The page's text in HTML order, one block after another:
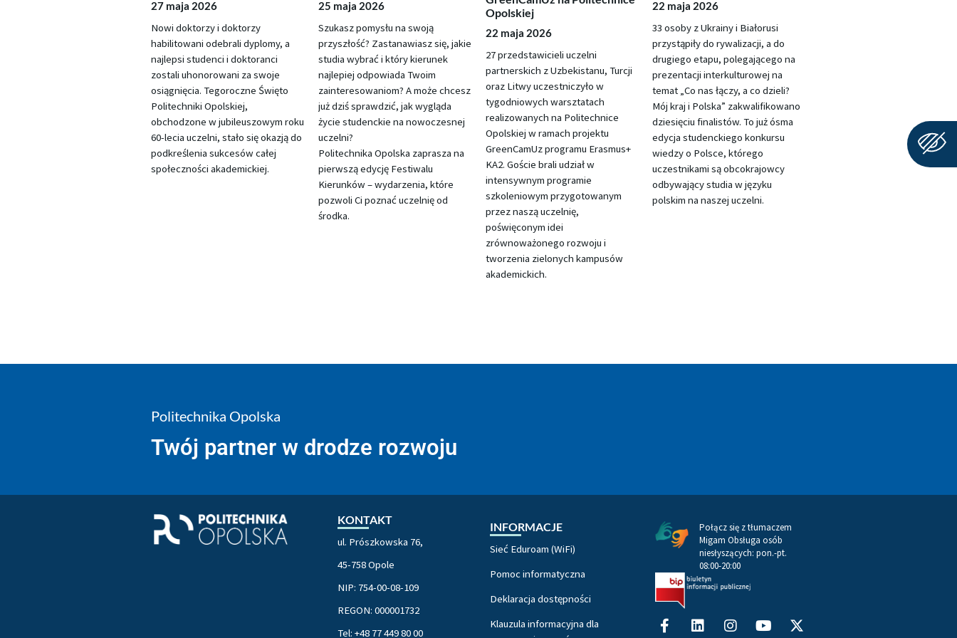
27 maja 2026
Nowi doktorzy i doktorzy
habilitowani odebrali dyplomy, a
najlepsi studenci i doktoranci
zostali uhonorowani za swoje
osiągnięcia. Tegoroczne Święto
Politechniki Opolskiej,
obchodzone w jubileuszowym roku
60-lecia uczelni, stało się okazją do
podkreślenia sukcesów całej
społeczności akademickiej.
25 maja 2026
Szukasz pomysłu na swoją
przyszłość? Zastanawiasz się, jakie
studia wybrać i który kierunek
najlepiej odpowiada Twoim
zainteresowaniom? A może chcesz
już dziś sprawdzić, jak wygląda
życie studenckie na nowoczesnej
uczelni?
Politechnika Opolska zaprasza na
pierwszą edycję Festiwalu
Kierunków – wydarzenia, które
pozwoli Ci poznać uczelnię od
środka.
Opolskiej
22 maja 2026
27 przedstawicieli uczelni
partnerskich z Uzbekistanu, Turcji
oraz Litwy uczestniczyło w
tygodniowych warsztatach
realizowanych na Politechnice
Opolskiej w ramach projektu
GreenCamUz programu Erasmus+
KA2. Goście brali udział w
intensywnym programie
szkoleniowym przygotowanym
przez naszą uczelnię,
poświęconym idei
zrównoważonego rozwoju i
tworzenia zielonych kampusów
akademickich.
22 maja 2026
33 osoby z Ukrainy i Białorusi
przystąpiły do rywalizacji, a do
drugiego etapu, polegającego na
prezentacji interkulturowej na
temat „Co nas łączy, a co dzieli?
Mój kraj i Polska” zakwalifikowano
dziesięciu finalistów. To już ósma
edycja studenckiego konkursu
wiedzy o Polsce, którego
uczestnikami są obcokrajowcy
odbywający studia w języku
polskim na naszej uczelni.
Politechnika Opolska
Twój partner w drodze rozwoju
KONTAKT
ul. Prószkowska 76,
45-758 Opole
NIP: 754-00-08-109
REGON: 000001732
Tel: +48 77 449 80 00
INFORMACJE
Sieć Eduroam (WiFi)
Pomoc informatyczna
Deklaracja dostępności
Klauzula informacyjna dla
Połącz się z tłumaczem
Migam Obsługa osób
niesłyszących: pon.-pt.
08:00-20:00
Facebook-
f
LinkedinInstagram
twitter